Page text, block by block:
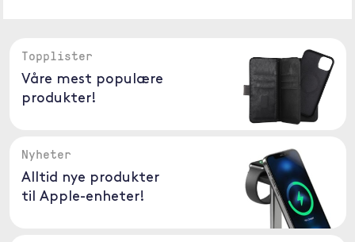
Topplister
Våre mest populære
produkter!
Nyheter
Alltid nye produkter
til Apple-enheter!